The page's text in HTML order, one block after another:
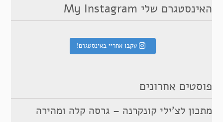
האינסטגרם שלי My Instagram
עקבו אחריי באינסטגרם!
פוסטים אחרונים
מתכון לצ’ילי קונקרנה – גרסה קלה ומהירה